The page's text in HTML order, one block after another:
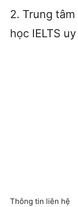
2. Trung
học IELTS
Thông tin liên hệ